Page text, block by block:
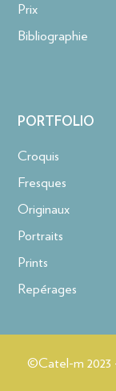
Prix
Bibliographie
PORTFOLIO
Croquis
Fresques
Originaux
Portraits
Prints
Repérages
©Catel-m 2023